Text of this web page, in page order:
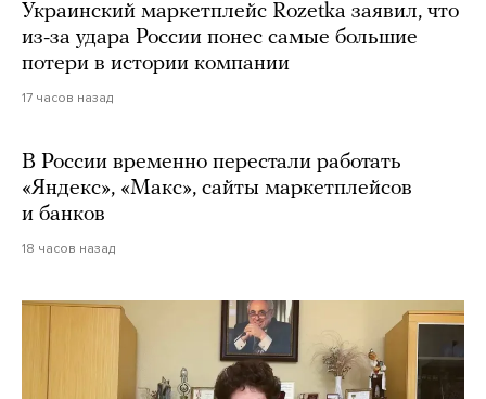
Украинский маркетплейс Rozetka заявил, что
из-за удара России понес самые большие
потери в истории компании
17 часов назад
В России временно перестали работать
«Яндекс», «Макс», сайты маркетплейсов
и банков
18 часов назад